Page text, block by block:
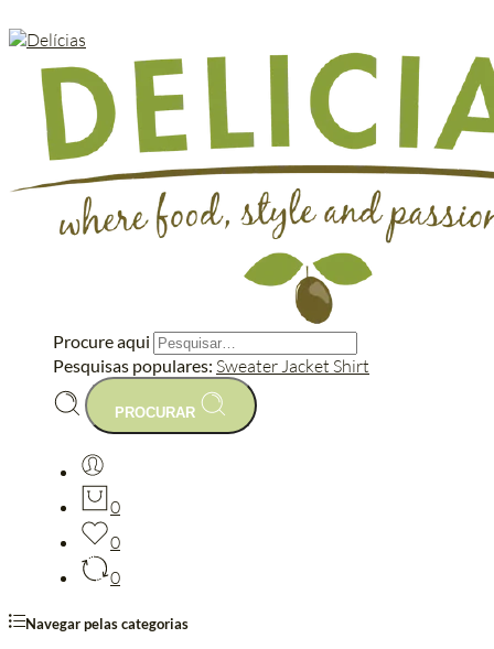
Procure aqui
Pesquisas populares: SweaterJacket Shirt
PROCURAR
0
0
0
Navegar pelas categorias